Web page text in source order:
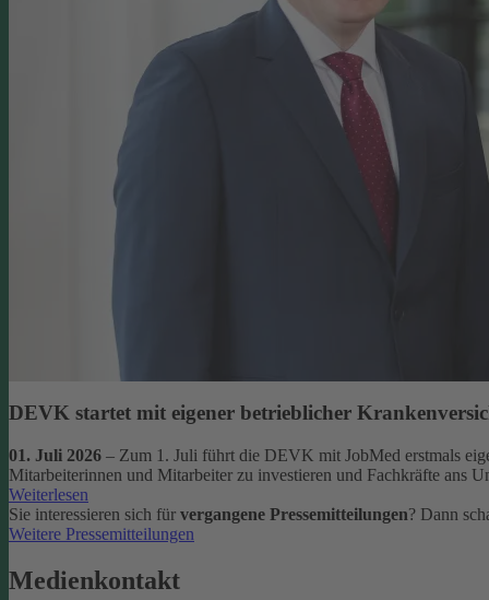
DEVK startet mit eigener betrieblicher
01. Juli 2026 – Zum 1. Juli führt die DEVK mit JobMed erstmals
Mitarbeiterinnen und Mitarbeiter zu investieren und Fachkräfte ans
Weiterlesen
Sie interessieren sich für vergangene Pressemitteilungen? Dann
Weitere Pressemitteilungen
Medienkontakt